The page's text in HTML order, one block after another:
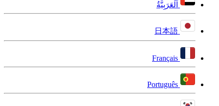
اَلْعَرَبِيَّةُ
日本語
Français
Português